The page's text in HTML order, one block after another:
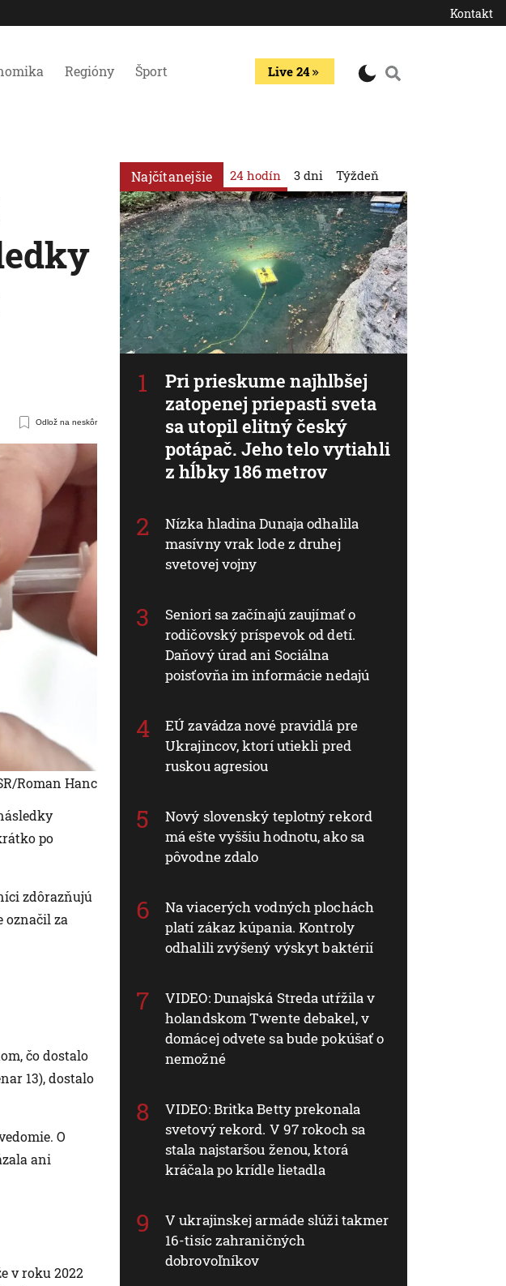
Kontakt
Regióny Šport Live 24
Odlož na neskôr
Roman Hanc
po
zdôrazňujú
označil za
čo dostalo
13), dostalo
O
ani
v roku 2022
Najčítanejšie 24 hodín
Pri prieskume najhlbšej
zatopenej priepasti sveta
sa utopil elitný český
potápač. Jeho telo vytiahli
z hĺbky 186 metrov
Nízka hladina Dunaja odhalila
masívny vrak lode z druhej
svetovej vojny
Seniori sa začínajú zaujímať o
rodičovský príspevok od detí.
Daňový úrad ani Sociálna
poisťovňa im informácie nedajú
EÚ zavádza nové pravidlá pre
Ukrajincov, ktorí utiekli pred
ruskou agresiou
Nový slovenský teplotný rekord
má ešte vyššiu hodnotu, ako sa
pôvodne zdalo
Na viacerých vodných plochách
platí zákaz kúpania. Kontroly
odhalili zvýšený výskyt baktérií
VIDEO: Dunajská Streda utŕžila v
holandskom Twente debakel, v
domácej odvete sa bude pokúšať o
nemožné
VIDEO: Britka Betty prekonala
svetový rekord. V 97 rokoch sa
stala najstaršou ženou, ktorá
kráčala po krídle lietadla
V ukrajinskej armáde slúži takmer
16-tisíc zahraničných
dobrovoľníkov
3 dni Týždeň